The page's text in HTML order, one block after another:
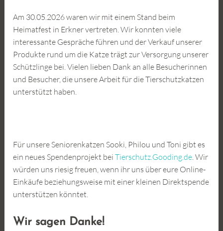
Am 30.05.2026 waren wir mit einem Stand beim
Heimatfest in Erkner vertreten. Wir konnten viele
interessante Gespräche führen und der Verkauf unserer
Produkte rund um die Katze trägt zur Versorgung unserer
Schützlinge bei. Vielen lieben Dank an alle Besucherinnen
und Besucher, die unsere Arbeit für die Tierschutzkatzen
unterstützt haben.
Für unsere Seniorenkatzen Sooki, Philou und Toni gibt es
ein neues Spendenprojekt beiTierschutz.Gooding.de. Wir
würden uns riesig freuen, wenn ihr uns über eure Online-
Einkäufe beziehungsweise mit einer kleinen Direktspende
unterstützen könntet.
Wir sagen Danke!